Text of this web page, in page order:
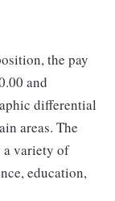
the pay
and
differential
areas. The
a variety of
education,